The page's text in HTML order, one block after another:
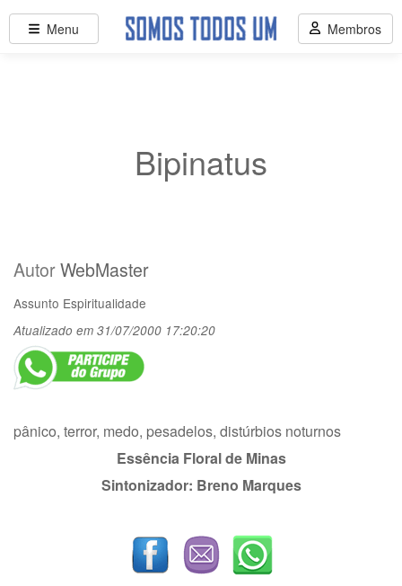
Bipinatus
AutorWebMaster
Assunto Espiritualidade
Atualizado em 31/07/2000 17:20:20
pânico, terror, medo, pesadelos, distúrbios noturnos
Essência Floral de Minas
Sintonizador: Breno Marques
Menu Membros